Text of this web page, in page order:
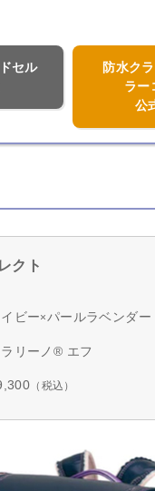
セル
防水ク
ラー
公
クト
ビー× パールラベンダー
ラリーノ® エフ
（税込）